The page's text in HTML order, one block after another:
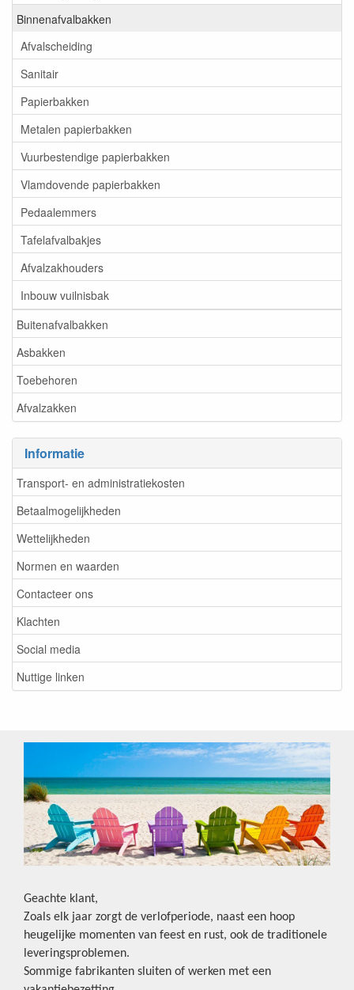
Binnenafvalbakken
Afvalscheiding
Sanitair
Papierbakken
Metalen papierbakken
Vuurbestendige papierbakken
Vlamdovende papierbakken
Pedaalemmers
Tafelafvalbakjes
Afvalzakhouders
Inbouw vuilnisbak
Buitenafvalbakken
Asbakken
Toebehoren
Afvalzakken
Informatie
Transport- en administratiekosten
Betaalmogelijkheden
Wettelijkheden
Normen en waarden
Contacteer ons
Klachten
Social media
Nuttige linken
Geachte klant,
Zoals elk jaar zorgt de verlofperiode, naast een hoop
heugelijke momenten van feest en rust, ook de traditionele
leveringsproblemen.
Sommige fabrikanten sluiten of werken met een